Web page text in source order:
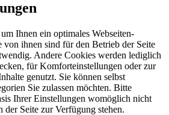
Ihnen ein optimales Webseiten-
ihnen sind für den Betrieb der Seite
Andere Cookies werden lediglich
für Komforteinstellungen oder zur
genutzt. Sie können selbst
Sie zulassen möchten. Bitte
Ihrer Einstellungen womöglich nicht
der Seite zur Verfügung stehen.